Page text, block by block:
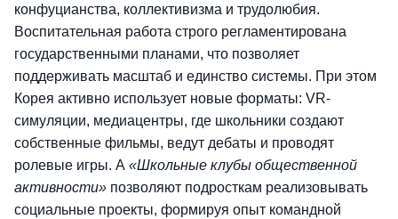
конфуцианства, коллективизма и трудолюбия.
Воспитательная работа строго регламентирована
государственными планами, что позволяет
поддерживать масштаб и единство системы. При этом
Корея активно использует новые форматы: VR-
симуляции, медиацентры, где школьники создают
собственные фильмы, ведут дебаты и проводят
ролевые игры. А «Школьные клубы общественной
активности» позволяют подросткам реализовывать
социальные проекты, формируя опыт командной